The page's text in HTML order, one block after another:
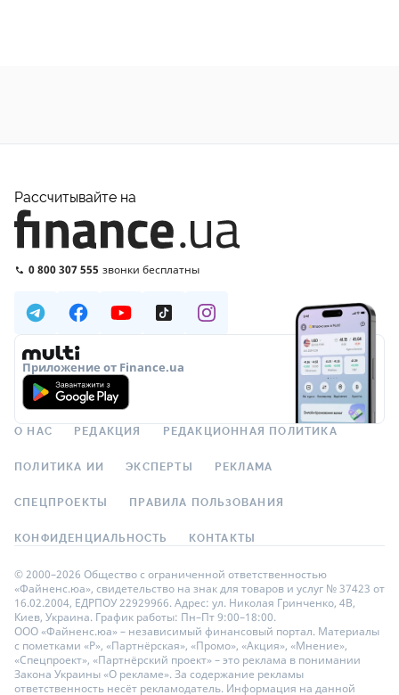
Рассчитывайте на
0 800 307 555 звонки бесплатны
Приложение от Finance.ua
О НАС РЕДАКЦИЯ РЕДАКЦИОННАЯ ПОЛИТИКА
ПОЛИТИКА ИИ ЭКСПЕРТЫ РЕКЛАМА
СПЕЦПРОЕКТЫ ПРАВИЛА ПОЛЬЗОВАНИЯ
КОНФИДЕНЦИАЛЬНОСТЬ КОНТАКТЫ
© 2000–2026 Общество с ограниченной ответственностью
«Файненс.юа», свидетельство на знак для товаров и услуг № 37423 от
16.02.2004, ЕДРПОУ 22929966. Адрес: ул. Николая Гринченко, 4В,
Киев, Украина. График работы: Пн–Пт 9:00–18:00.
ООО «Файненс.юа» – независимый финансовый портал. Материалы
с пометками «Р», «Партнёрская», «Промо», «Акция», «Мнение»,
«Спецпроект», «Партнёрский проект» – это реклама в понимании
Закона Украины «О рекламе». За содержание рекламы
ответственность несёт рекламодатель. Информация на данной